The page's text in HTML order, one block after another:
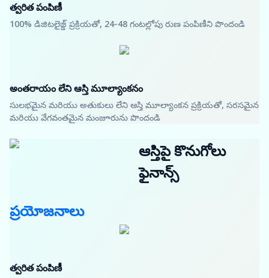
త్వరిత పంపిణీ
100% డిజిటలైజ్డ్ ప్రక్రియతో, 24-48 గంటల్లోపు రుణ పంపిణీని పొందండి
అంతరాయం లేని ఆస్తి మూల్యాంకనం
సులభమైన మరియు అతుకులు లేని ఆస్తి మూల్యాంకన ప్రక్రియతో, సరసమైన
మరియు వేగవంతమైన మంజూరును పొందండి
ఆస్తిపై కొనుగోలు
ఫైనాన్స్
ప్రయోజనాలు
త్వరిత పంపిణీ